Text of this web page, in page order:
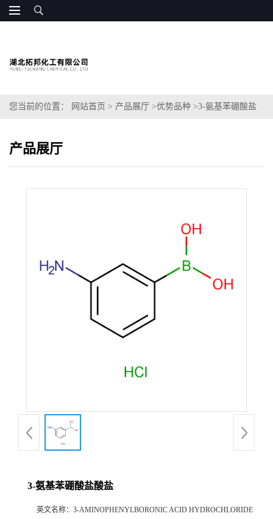
您当前的位置： 网站首页 > 产品展厅 >优势品种 >3-氨基苯硼酸盐
产品展厅
3-氨基苯硼酸盐酸盐
英文名称： 3-AMINOPHENYLBORONIC ACID HYDROCHLORIDE